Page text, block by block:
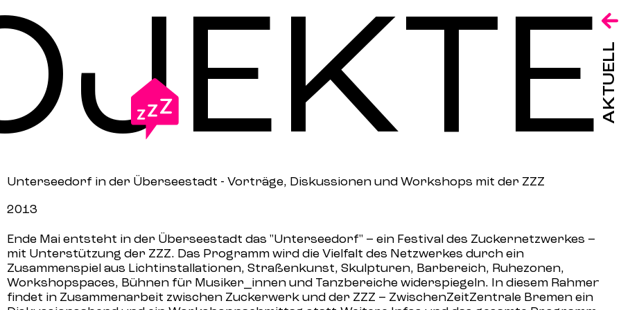
AKTUELL
Unterseedorf in der Überseestadt - Vorträge, Diskussionen und Workshops mit der ZZZ
2013
Ende Mai entsteht in der Überseestadt das "Unterseedorf" – ein Festival des Zuckernetzwerkes –
mit Unterstützung der ZZZ. Das Programm wird die Vielfalt des Netzwerkes durch ein
Zusammenspiel aus Lichtinstallationen, Straßenkunst, Skulpturen, Barbereich, Ruhezonen,
Workshopspaces, Bühnen für Musiker_innen und Tanzbereiche widerspiegeln. In diesem Rahmen
findet in Zusammenarbeit zwischen Zuckerwerk und der ZZZ – ZwischenZeitZentrale Bremen ein